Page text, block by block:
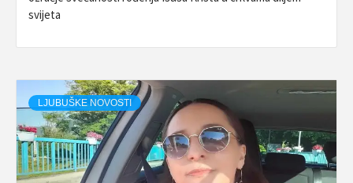
svijeta
LJUBUŠKE NOVOSTI